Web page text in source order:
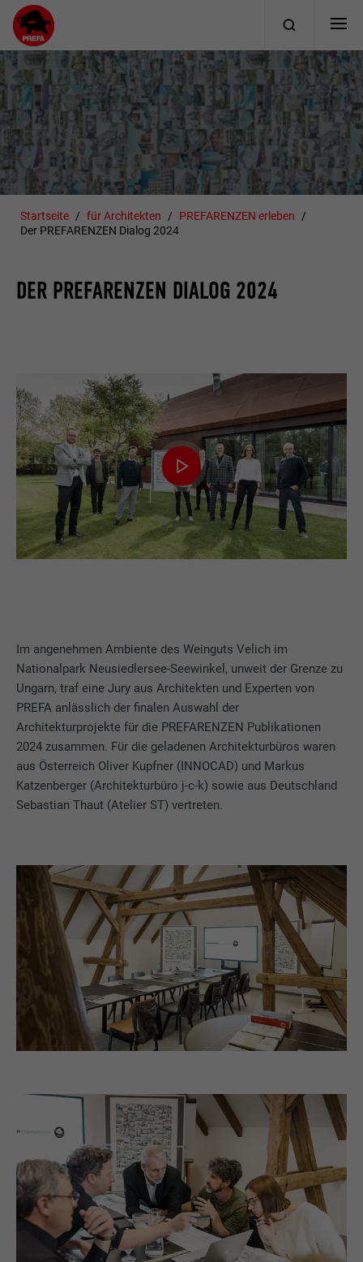
Startseite für Architekten
PREFARENZEN erleben
Der PREFARENZEN Dialog 2024
DER PREFARENZEN DIALOG 2024
Im angenehmen Ambiente des Weinguts Velich im
Nationalpark Neusiedlersee-Seewinkel, unweit der Grenze zu
Ungarn, traf eine Jury aus Architekten und Experten von
PREFA anlässlich der finalen Auswahl der
Architekturprojekte für die PREFARENZEN Publikationen
2024 zusammen. Für die geladenen Architekturbüros waren
aus Österreich Oliver Kupfner (INNOCAD) und Markus
Katzenberger (Architekturbüro j-c-k) sowie aus Deutschland
Sebastian Thaut (Atelier ST) vertreten.